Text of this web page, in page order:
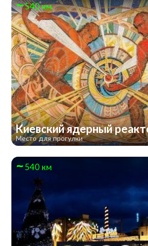
540 км
Киевский ядерный
Место для прогулки
540 км